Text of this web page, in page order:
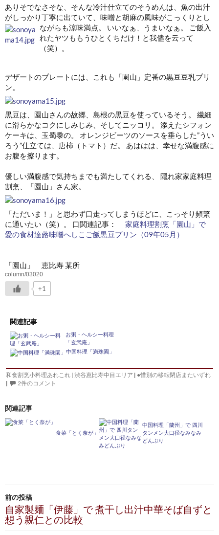
ありそでなさそな、そんな冷汁仕立てのそうめんは、魚の出汁
がしっかり丁寧に出ていて、味噌と胡麻の風味がこっくりとし
ながらも涼味満点。 いいなぁ、うまいなぁ。 ご飯入
れたヤツももうひとくちだけ！と我儘を云って
（笑）。
デザートのプレートには、これも「園山」定番の黒豆豆乳プリ
ン。
黒豆は、園山さんの故郷、島根の黒豆を使っているそう。 繊細
に滑らかなコクにしみじみ、そしてニッコリ。 添えたシフォン
ケーキは、玉蜀黍の。 オレンジビーツのソースを垂らした”うい
ろう”仕立ては、唐柿（トマト）だ。 あははは、幸せな満腹感に
お腹を擦ります。
優しい満腹感で気持ちまでも満たしてくれる、 隠れ家家庭料理
割烹、「園山」さん家。
「ただいま！」と思わず口走ってしまうほどに、こっそり頻繁
に通いたい（笑）。 口関連記事： 家庭料理割烹「園山」で
愛の食材達蕗味噌へしこご飯黒豆プリン（09年05月）
「園山」 恵比寿 某所
column/03020
+1
関連記事
お粥・ヘルシー料理
「玄武庵」
中国料理「満珠園」
和食割烹小料理あれこれ | 渋谷恵比寿中目エリア | ●惜別の移転閉店またいずれ
|
2件のコメント
関連記事
食菜「とく奈が」
中国料理「蘭州」で 四川
タンメン大口径なみなみ
どんぶり
投
稿
ナ
前の投稿
自家製麺「伊藤」で 煮干し出汁中華そば自ずと
想う親仁との比較